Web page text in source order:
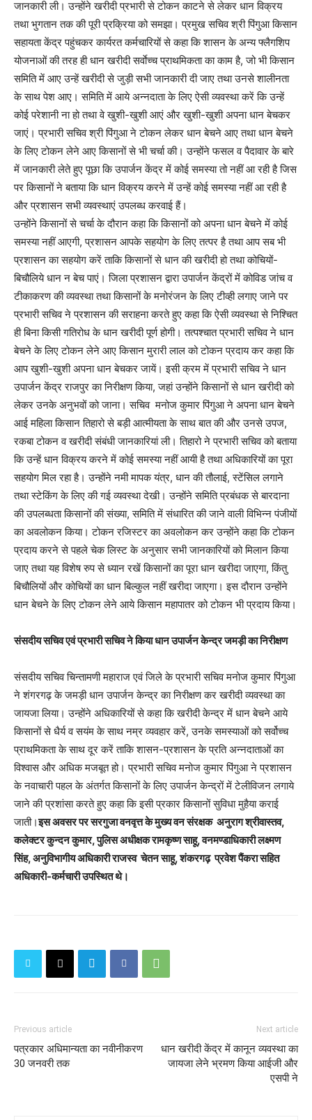
जानकारी ली। उन्होंने खरीदी प्रभारी से टोकन काटने से लेकर धान विक्रय
तथा भुगतान तक की पूरी प्रक्रिया को समझा। प्रमुख सचिव श्री पिंगुआ किसान
सहायता केंद्र पहुंचकर कार्यरत कर्मचारियों से कहा कि शासन के अन्य फ्लैगशिप
योजनाओं की तरह ही धान खरीदी सर्वाेच्च प्राथमिकता का काम है, जो भी किसान
समिति में आए उन्हें खरीदी से जुड़ी सभी जानकारी दी जाए तथा उनसे शालीनता
के साथ पेश आए। समिति में आये अन्नदाता के लिए ऐसी व्यवस्था करें कि उन्हें
कोई परेशानी ना हो तथा वे खुशी-खुशी आएं और खुशी-खुशी अपना धान बेचकर
जाएं। प्रभारी सचिव श्री पिंगुआ ने टोकन लेकर धान बेचने आए तथा धान बेचने
के लिए टोकन लेने आए किसानों से भी चर्चा की। उन्होंने फसल व पैदावार के बारे
में जानकारी लेते हुए पूछा कि उपार्जन केंद्र में कोई समस्या तो नहीं आ रही है जिस
पर किसानों ने बताया कि धान विक्रय करने में उन्हें कोई समस्या नहीं आ रही है
और प्रशासन सभी व्यवस्थाएं उपलब्ध करवाई हैं।
उन्होंने किसानों से चर्चा के दौरान कहा कि किसानों को अपना धान बेचने में कोई
समस्या नहीं आएगी, प्रशासन आपके सहयोग के लिए तत्पर है तथा आप सब भी
प्रशासन का सहयोग करें ताकि किसानों से धान की खरीदी हो तथा कोचियों-
बिचौलिये धान न बेच पाएं। जिला प्रशासन द्वारा उपार्जन केंद्रों में कोविड जांच व
टीकाकरण की व्यवस्था तथा किसानों के मनोरंजन के लिए टीव्ही लगाए जाने पर
प्रभारी सचिव ने प्रशासन की सराहना करते हुए कहा कि ऐसी व्यवस्था से निश्चित
ही बिना किसी गतिरोध के धान खरीदी पूर्ण होगी। तत्पश्चात प्रभारी सचिव ने धान
बेचने के लिए टोकन लेने आए किसान मुरारी लाल को टोकन प्रदाय कर कहा कि
आप खुशी-खुशी अपना धान बेचकर जायें। इसी क्रम में प्रभारी सचिव ने धान
उपार्जन केंद्र राजपुर का निरीक्षण किया, जहां उन्होंने किसानों से धान खरीदी को
लेकर उनके अनुभवों को जाना। सचिव मनोज कुमार पिंगुआ ने अपना धान बेचने
आई महिला किसान तिहारो से बड़ी आत्मीयता के साथ बात की और उनसे उपज,
रकबा टोकन व खरीदी संबंधी जानकारियां ली। तिहारो ने प्रभारी सचिव को बताया
कि उन्हें धान विक्रय करने में कोई समस्या नहीं आयी है तथा अधिकारियों का पूरा
सहयोग मिल रहा है। उन्होंने नमी मापक यंत्र, धान की तौलाई, स्टेंसिल लगाने
तथा स्टेकिंग के लिए की गई व्यवस्था देखी। उन्होंने समिति प्रबंधक से बारदाना
की उपलब्धता किसानों की संख्या, समिति में संधारित की जाने वाली विभिन्न पंजीयों
का अवलोकन किया। टोकन रजिस्टर का अवलोकन कर उन्होंने कहा कि टोकन
प्रदाय करने से पहले चेक लिस्ट के अनुसार सभी जानकारियों को मिलान किया
जाए तथा यह विशेष रुप से ध्यान रखें किसानों का पूरा धान खरीदा जाएगा, किंतु
बिचौलियों और कोचियों का धान बिल्कुल नहीं खरीदा जाएगा। इस दौरान उन्होंने
धान बेचने के लिए टोकन लेने आये किसान महापातर को टोकन भी प्रदाय किया।
संसदीय सचिव एवं प्रभारी सचिव ने किया धान उपार्जन केन्द्र जमड़ी का निरीक्षण
संसदीय सचिव चिन्तामणी महाराज एवं जिले के प्रभारी सचिव मनोज कुमार पिंगुआ
ने शंगरगढ़ के जमड़ी धान उपार्जन केन्द्र का निरीक्षण कर खरीदी व्यवस्था का
जायजा लिया। उन्होंने अधिकारियों से कहा कि खरीदी केन्द्र में धान बेचने आये
किसानों से धैर्य व सयंम के साथ नम्र व्यवहार करें, उनके समस्याओं को सर्वोच्च
प्राथमिकता के साथ दूर करें ताकि शासन-प्रशासन के प्रति अन्नदाताओं का
विश्वास और अधिक मजबूत हो। प्रभारी सचिव मनोज कुमार पिंगुआ ने प्रशासन
के नवाचारी पहल के अंतर्गत किसानों के लिए उपार्जन केन्द्रों में टेलीविजन लगाये
जाने की प्रशांसा करते हुए कहा कि इसी प्रकार किसानों सुविधा मुहैया कराई
जाती।इस अवसर पर सरगुजा वनवृत्त के मुख्य वन संरक्षक अनुराग श्रीवास्तव,
कलेक्टर कुन्दन कुमार, पुलिस अधीक्षक रामकृष्ण साहू, वनमण्डाधिकारी लक्ष्मण
सिंह, अनुविभागीय अधिकारी राजस्व चेतन साहू, शंकरगढ़ प्रवेश पैंकरा सहित
अधिकारी-कर्मचारी उपस्थित थे।
Previous article
पत्रकार अधिमान्यता का नवीनीकरण
30 जनवरी तक
Next article
धान खरीदी केंद्र में कानून व्यवस्था का
जायजा लेने भ्रमण किया आईजी और
एसपी ने